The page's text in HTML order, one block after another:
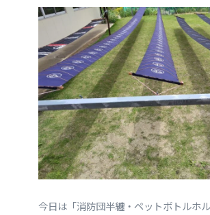
今日は「消防団半纏・ペットボトルホ